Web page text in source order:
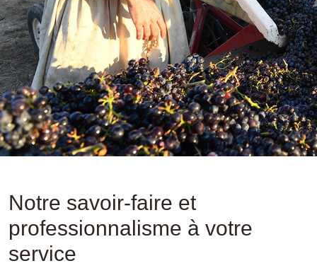
Notre savoir-faire et
professionnalisme à votre
service